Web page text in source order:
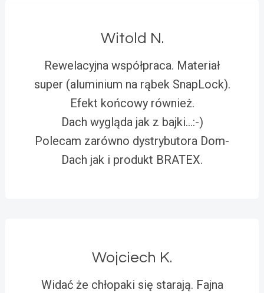
Witold N.
Rewelacyjna współpraca. Materiał
super (aluminium na rąbek SnapLock).
Efekt końcowy również.
Dach wygląda jak z bajki…:-)
Polecam zarówno dystrybutora Dom-
Dach jak i produkt BRATEX.
Wojciech K.
Widać że chłopaki się starają. Fajna